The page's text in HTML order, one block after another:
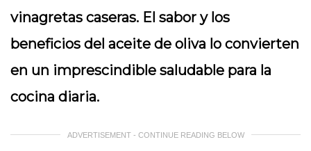
vinagretas caseras. El sabor y los
beneficios del aceite de oliva lo convierten
en un imprescindible saludable para la
cocina diaria.
ADVERTISEMENT - CONTINUE READING BELOW